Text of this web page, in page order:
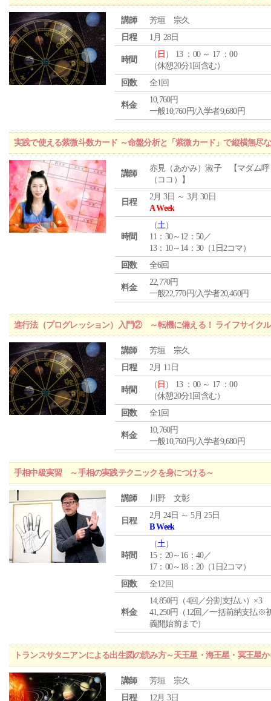
講師
芳垣 宗久
日程
1月 28日
時間
（ 日 ） 13 ：00 ～ 17 ：00
（休憩20分1回含む）
回数
全1回
料金
10,760円
一般10,760円/入学者9,680円
実践で使える紫微斗数カード ～命盤分析と「紫微カード」で縦横無尽
講師
赤見（あかみ）淑子 【マダム呼
（ココ）】
日程
2月 3日 ～ 3月 30日
A Week
時間
（土）
11：30～12：50／
13：10～14：30（1日2コマ）
回数
全6回
料金
22,770円
一般22,770円/入学者20,460円
進行法（プログレッション）入門② ～転機に備える！ ライフサイク
講師
芳垣 宗久
日程
2月 11日
時間
（ 日 ） 13 ：00 ～ 17 ：00
（休憩20分1回含む）
回数
全1回
料金
10,760円
一般10,760円/入学者9,680円
手相中級実習 ～手相の実践テクニックを身につける～
講師 川野 文彰
日程
2月 24日 ～ 5月 25日
B Week
時間
（土）
15：20～16：40／
17：00～18：20（1日2コマ）
回数
全12回
料金
14,850円（4回／分割支払い）×3
41,250円（12回／一括前納支払※
義開始前まで）
トランスサタニアンによる出生図の読み方～天王星・海王星・冥王星
講師
芳垣 宗久
日程
12月 3日